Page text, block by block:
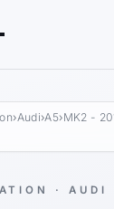
›Audi›A5›MK2 -
· AUDI